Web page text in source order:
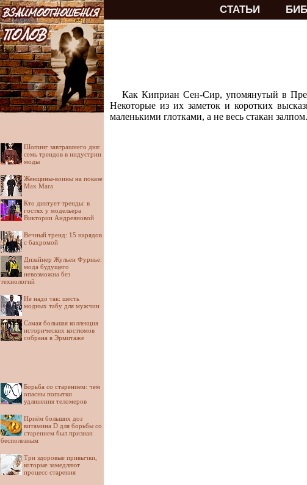
СТАТЬИ
Шопинг завтрашнего дня:
семь трендов в индустрии
моды
Женщины-воины на показе
Max Mara
Кто диктует тренды: в
гостях у модельера
Виктории Андреяновой
Вечный тренд: 15 нарядов
с бахромой
Дизайнер Жульен Фурнье:
мода будущего
невозможна без
технологий
Не надо так: шесть
модных табу для мужчин
Самая большая коллекция
исторических костюмов
собрана в Эрмитаже
Борьба со старением: чем
опасны попытки
удлинения теломеров
Приём больших доз
витамина D для борьбы со
старением был признан
бесполезным
Три здоровые привычки,
которые замедляют
процесс старения
Как Киприан Сен-Сир, упомянутый в
Некоторые из их заметок и коротких
маленькими глотками, а не весь стакан залпом.